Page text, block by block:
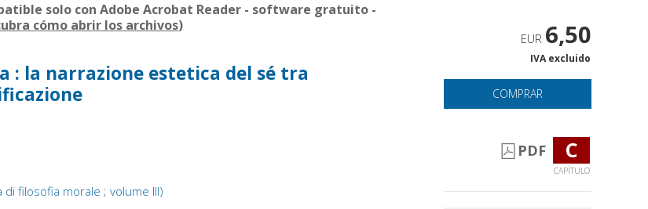
solo con Adobe Acrobat Reader - software gratuito -
cómo abrir los archivos)
: la narrazione estetica del sé tra
di filosofia morale ; volume III)
EUR 6,50
IVA excluido
COMPRAR
PDF C
CAPÍTULO